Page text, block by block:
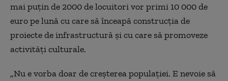
mai puţin de 2000 de locuitori vor primi 10 000 de
euro pe lună cu care să înceapă construcţia de
proiecte de infrastructură şi cu care să promoveze
activităţi culturale.
„Nu e vorba doar de creşterea populaţiei. E nevoie să